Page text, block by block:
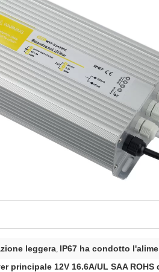
leggera, IP67 ha condotto
principale 12V 16.6A/UL SAA ROHS